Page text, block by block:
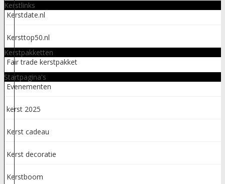
Kerstlinks
Kerstdate.nl
Kersttop50.nl
Kerstpakketten
Fair trade kerstpakket
Startpagina's
Evenementen
kerst 2025
Kerst cadeau
Kerst decoratie
Kerstboom